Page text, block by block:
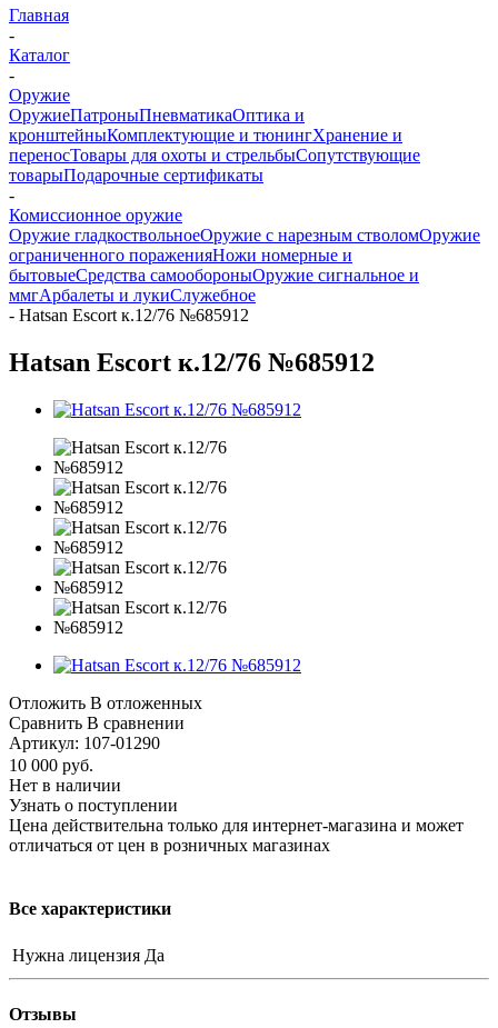
Главная
-
Каталог
-
Оружие
ОружиеПатроныПневматикаОптика и
кронштейныКомплектующие и тюнингХранение и
переносТовары для охоты и стрельбыСопутствующие
товарыПодарочные сертификаты
-
Комиссионное оружие
Оружие гладкоствольноеОружие с нарезным стволомОружие
ограниченного пораженияНожи номерные и
бытовыеСредства самообороныОружие сигнальное и
ммгАрбалеты и лукиСлужебное
- Hatsan Escort к.12/76 №685912
Hatsan Escort к.12/76 №685912
Отложить В отложенных
Сравнить В сравнении
Артикул: 107-01290
10 000 руб.
Нет в наличии
Узнать о поступлении
Цена действительна только для интернет-магазина и может
отличаться от цен в розничных магазинах
Все характеристики
Нужна лицензия Да
Отзывы